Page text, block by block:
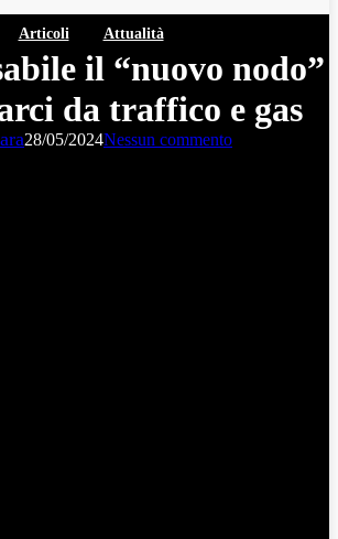
Articoli Attualità
il “nuovo nodo”
da traffico e gas
28/05/2024Nessun commento